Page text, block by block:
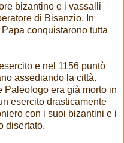
bizantino e i vassalli
di Bisanzio. In
conquistarono tutta
e nel 1156 puntò
assediando la città.
Paleologo era già morto in
esercito drasticamente
con i suoi bizantini e i
disertato.